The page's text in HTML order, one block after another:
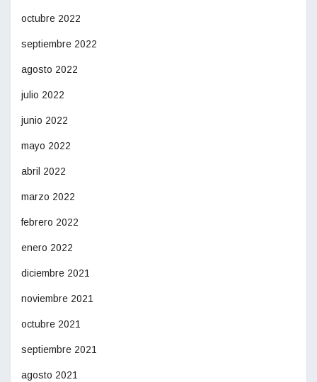
octubre 2022
septiembre 2022
agosto 2022
julio 2022
junio 2022
mayo 2022
abril 2022
marzo 2022
febrero 2022
enero 2022
diciembre 2021
noviembre 2021
octubre 2021
septiembre 2021
agosto 2021